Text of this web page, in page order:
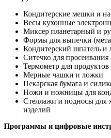
Кондитерские мешки и
Весы кухонные
Миксер планетарный и
Формы для выпечки
Кондитерский шпатель и
Ситечко для просеивания
Термометр для продуктов
Мерные чашки и ложки
Пекарская бумага и
Ножи и ножницы для
Стеллажи и подносы для
изделий
Программы и цифровые